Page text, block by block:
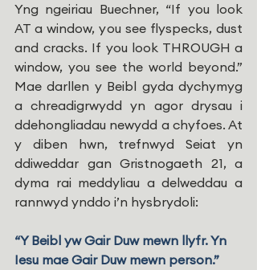
Yng ngeiriau Buechner, “If you look
AT a window, you see flyspecks, dust
and cracks. If you look THROUGH a
window, you see the world beyond.”
Mae darllen y Beibl gyda dychymyg
a chreadigrwydd yn agor drysau i
ddehongliadau newydd a chyfoes. At
y diben hwn, trefnwyd Seiat yn
ddiweddar gan Gristnogaeth 21, a
dyma rai meddyliau a delweddau a
rannwyd ynddo i’n hysbrydoli:
“Y Beibl yw Gair Duw mewn llyfr. Yn
Iesu mae Gair Duw mewn person.”